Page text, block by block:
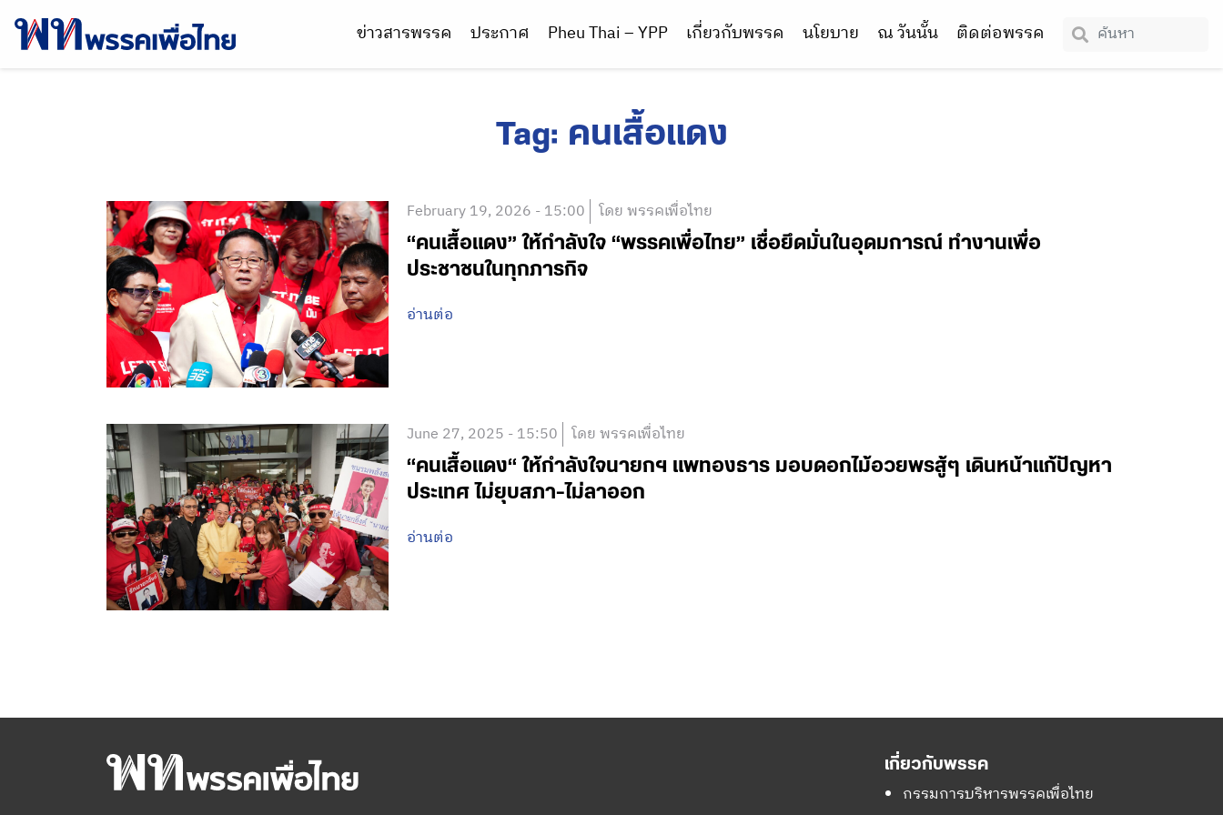
ข่าวสารพรรค ประกาศ Pheu Thai – YPP เกี่ยวกับพรรค นโยบาย ณ วันนั้น ติดต่อพรรค
Tag: คนเสื้อแดง
February 19, 2026 - 15:00 โดย พรรคเพื่อไทย
“คนเสื้อแดง” ให้กำลังใจ “พรรคเพื่อไทย” เชื่อยึดมั่นในอุดมการณ์ ทำงานเพื่อ
ประชาชนในทุกภารกิจ
อ่านต่อ
June 27, 2025 - 15:50 โดย พรรคเพื่อไทย
“คนเสื้อแดง“ ให้กำลังใจนายกฯ แพทองธาร มอบดอกไม้อวยพรสู้ๆ เดินหน้าแก้ปัญหา
ประเทศ ไม่ยุบสภา-ไม่ลาออก
อ่านต่อ
เกี่ยวกับพรรค
กรรมการบริหารพรรคเพื่อไทย